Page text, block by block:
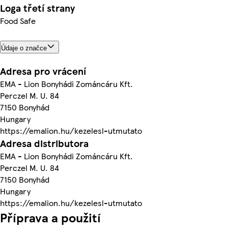
Loga třetí strany
Food Safe
Údaje o značce
Adresa pro vrácení
EMA - Lion Bonyhádi Zománcáru Kft.
Perczel M. U. 84
7150 Bonyhád
Hungary
https://emalion.hu/kezelesl-utmutato
Adresa distributora
EMA - Lion Bonyhádi Zománcáru Kft.
Perczel M. U. 84
7150 Bonyhád
Hungary
https://emalion.hu/kezelesl-utmutato
Příprava a použití